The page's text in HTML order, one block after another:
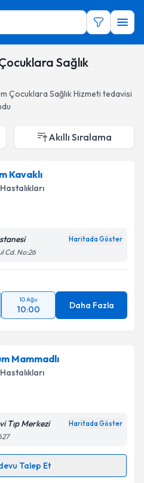
Sağlık
Çocuklara Sağlık Hizmeti tedavisi
Akıllı Sıralama
Kavaklı
Haritada Göster
Cd. No:26
10 Ağu
10:00 Daha Fazla
Mammadlı
Tıp Merkezi Haritada Göster
Talep Et